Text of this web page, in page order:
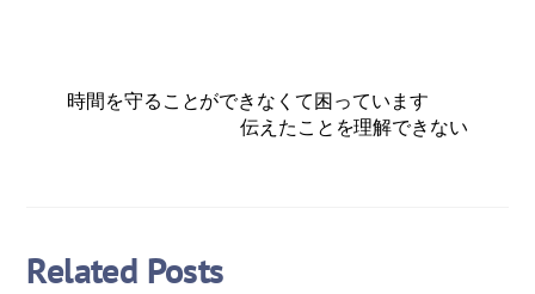
時間を守ることができなくて困っています
伝えたことを理解できない
Related Posts